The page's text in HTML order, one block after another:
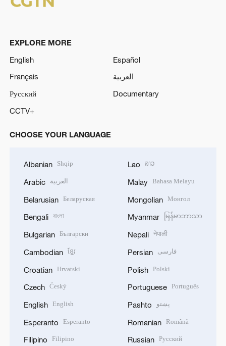
EXPLORE MORE
English
Español
Français
العربية
Русский
Documentary
CCTV+
CHOOSE YOUR LANGUAGE
Albanian Shqip
Arabic العربية
Belarusian Беларуская
Bengali বাংলা
Bulgarian Български
Cambodian ខ្មែរ
Croatian Hrvatski
Czech Český
English English
Esperanto Esperanto
Filipino Filipino
Lao ລາວ
Malay Bahasa Melayu
Mongolian Монгол
Myanmar မြန်မာဘာသာ
Nepali नेपाली
Persian فارسی
Polish Polski
Portuguese Português
Pashto پښتو
Romanian Română
Russian Русский